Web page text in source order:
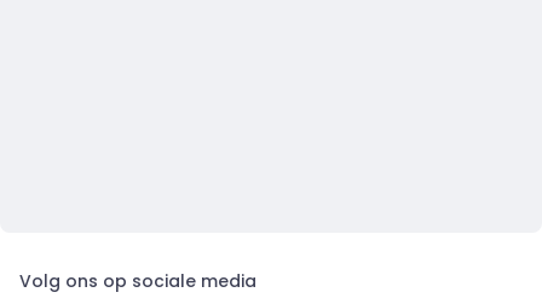
Volg ons op sociale media